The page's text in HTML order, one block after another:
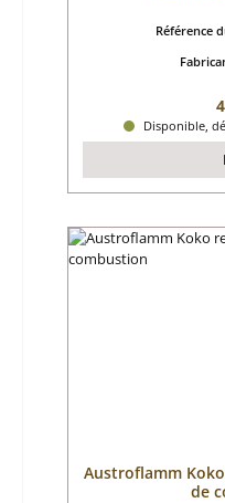
Référence
Disponible,
Austroflamm
de